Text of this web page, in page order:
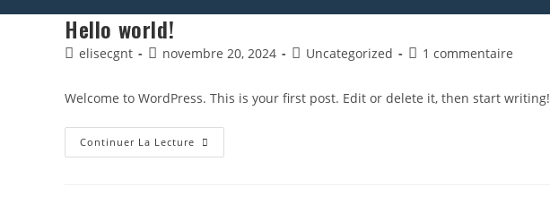
Hello world!
elisecgnt novembre 20, 2024 Uncategorized 1 commentaire
Welcome to WordPress. This is your first post. Edit or delete it, then start writing!
Continuer La Lecture